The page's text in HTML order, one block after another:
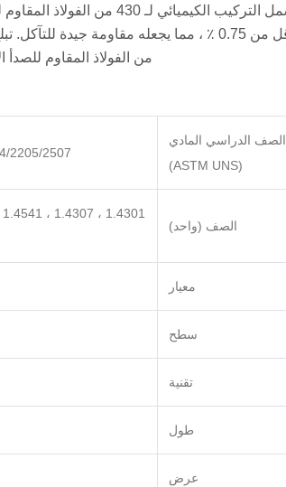
من الفولاذ المقاوم
الصف الدراسي المادي
(ASTM UNS)
2205/2507
الصف (واحد)
معيار
سطح
تقنية
طول
عرض